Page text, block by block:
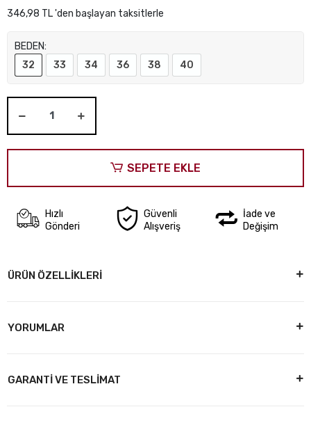
346,98 TL 'den başlayan taksitlerle
BEDEN:
32
33 34 36 38 40
SEPETE EKLE
Hızlı
Gönderi
Güvenli
Alışveriş
İade ve
Değişim
ÜRÜN ÖZELLİKLERİ
YORUMLAR
GARANTİ VE TESLİMAT